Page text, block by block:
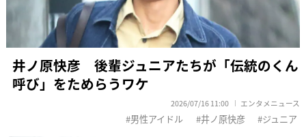
井ノ原快彦 後輩ジュニアたちが「伝統のくん
呼び」をためらうワケ
2026/07/16 11:00 エンタメニュース
男性アイドル 井ノ原快彦 ジュニア